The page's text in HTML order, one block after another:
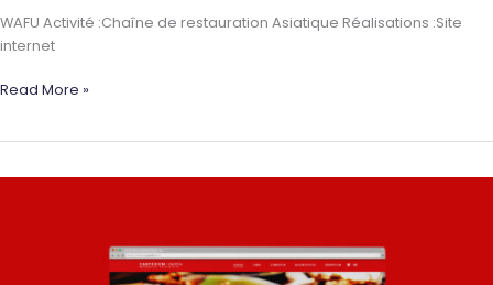
WAFU Activité :Chaîne de restauration Asiatique Réalisations :Site
internet
WAFU
Read More »